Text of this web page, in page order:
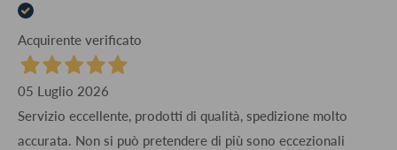
Acquirente verificato
05 Luglio 2026
Servizio eccellente, prodotti di qualità, spedizione molto
accurata. Non si può pretendere di più sono eccezionali